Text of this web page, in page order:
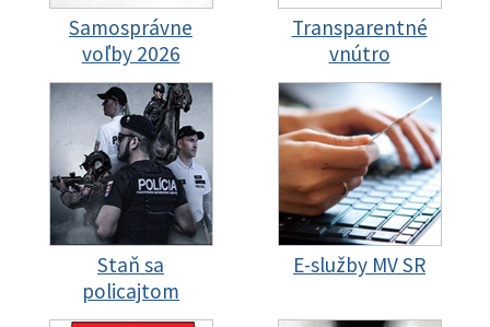
Samosprávne
voľby 2026
Transparentné
vnútro
Staň sa
policajtom
E-služby MV SR